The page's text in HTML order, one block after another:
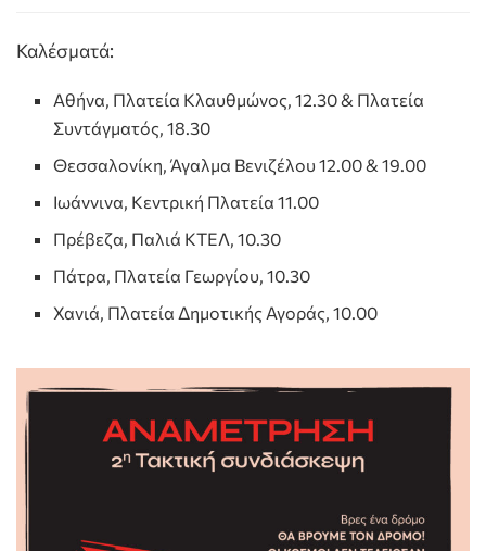
Καλέσματά:
Αθήνα, Πλατεία Κλαυθμώνος, 12.30 & Πλατεία
Συντάγματός, 18.30
Θεσσαλονίκη, Άγαλμα Βενιζέλου 12.00 & 19.00
Ιωάννινα, Κεντρική Πλατεία 11.00
Πρέβεζα, Παλιά ΚΤΕΛ, 10.30
Πάτρα, Πλατεία Γεωργίου, 10.30
Χανιά, Πλατεία Δημοτικής Αγοράς, 10.00